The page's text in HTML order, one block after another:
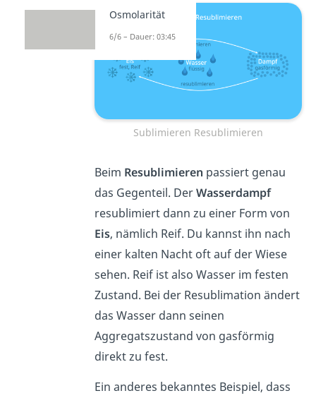
Sublimieren Resublimieren
Beim Resublimieren passiert genau
das Gegenteil. DerWasserdampf
resublimiert dann zu einer Form von
Eis, nämlich Reif. Du kannst ihn nach
einer kalten Nacht oft auf der Wiese
sehen. Reif ist also Wasser im festen
Zustand. Bei der Resublimation ändert
das Wasser dann seinen
Aggregatszustand von gasförmig
direkt zu fest.
Ein anderes bekanntes Beispiel, dass
Osmolarität
6/6 – Dauer: 03:45